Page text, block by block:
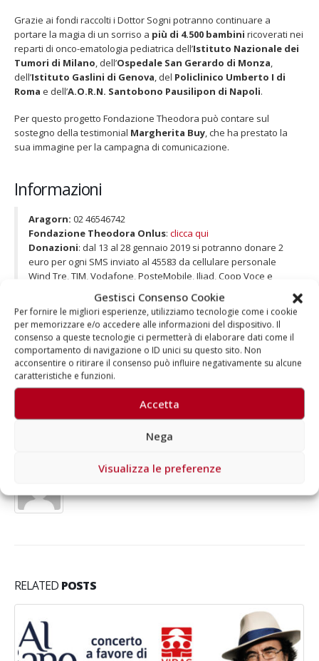
Gestisci Consenso Cookie
Per fornire le migliori esperienze, utilizziamo tecnologie come i cookie
per memorizzare e/o accedere alle informazioni del dispositivo. Il
consenso a queste tecnologie ci permetterà di elaborare dati come il
comportamento di navigazione o ID unici su questo sito. Non
acconsentire o ritirare il consenso può influire negativamente su alcune
caratteristiche e funzioni.
Accetta
Nega
Visualizza le preferenze
Grazie ai fondi raccolti i Dottor Sogni potranno continuare a
portare la magia di un sorriso a più di 4.500 bambini ricoverati nei
reparti di onco-ematologia pediatrica dell’Istituto Nazionale dei
Tumori di Milano, dell’Ospedale San Gerardo di Monza,
dell’Istituto Gaslini di Genova, del Policlinico Umberto I di
Roma e dell’A.O.R.N. Santobono Pausilipon di Napoli.
Per questo progetto Fondazione Theodora può contare sul
sostegno della testimonial Margherita Buy, che ha prestato la
sua immagine per la campagna di comunicazione.
Informazioni
Aragorn: 02 46546742
Fondazione Theodora Onlus: clicca qui
Donazioni: dal 13 al 28 gennaio 2019 si potranno donare 2
euro per ogni SMS inviato al 45583 da cellulare personale
Wind Tre, TIM, Vodafone, PosteMobile, Iliad, Coop Voce e
Tiscali. Il valore della donazione sarà di 5 euro per ciascuna
chiamata fatta allo stesso numero da rete fissa TWT,
Convergenze e PosteMobile e di 5 o 10 euro per ciascuna
chiamata da rete fissa TIM, Wind Tre, Fastweb, Vodafone e
Tiscali.
Aragorn
RELATED POSTS
2026 – Al Teatro
di Pavia il concerto
di UniON –
Nazionale
2026